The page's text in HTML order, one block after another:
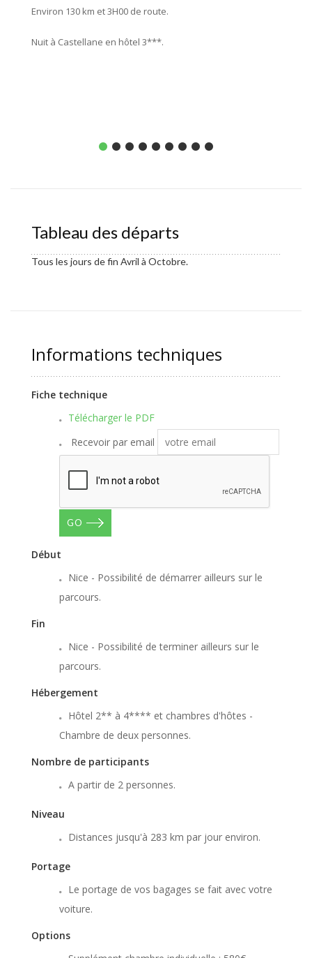
Environ 130 km et 3H00 de route.
Nuit à Castellane en hôtel 3***.
Tableau des départs
Tous les jours de fin Avril à Octobre.
Informations techniques
Fiche technique
Télécharger le PDF
Recevoir par email
GO
Début
Nice - Possibilité de démarrer ailleurs sur le
parcours.
Fin
Nice - Possibilité de terminer ailleurs sur le
parcours.
Hébergement
Hôtel 2** à 4**** et chambres d'hôtes -
Chambre de deux personnes.
Nombre de participants
A partir de 2 personnes.
Niveau
Distances jusqu'à 283 km par jour environ.
Portage
Le portage de vos bagages se fait avec votre
voiture.
Options